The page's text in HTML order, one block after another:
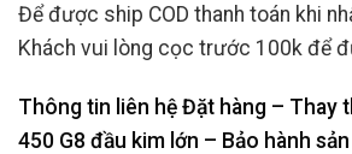
Để được ship COD thanh toán khi
Khách vui lòng cọc trước 100k để
Thông tin liên hệ Đặt hàng – Thay
450 G8 đầu kim lớn – Bảo hành